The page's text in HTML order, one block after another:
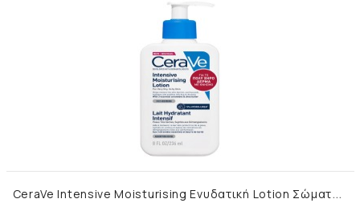
C
eraVe Intensive Moisturising Ενυδατική Lotion Σώματος με Ουρία για Ξηρές/Πολύ Ξηρές & Ευαίσθητες Επιδερμίδες – 236 ml